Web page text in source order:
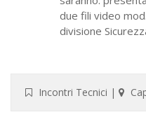
due fili video
divisione
Incontri Tecnici |